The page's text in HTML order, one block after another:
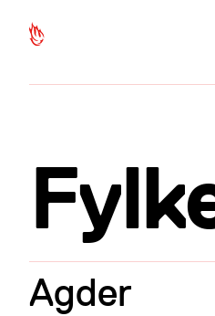
Agder